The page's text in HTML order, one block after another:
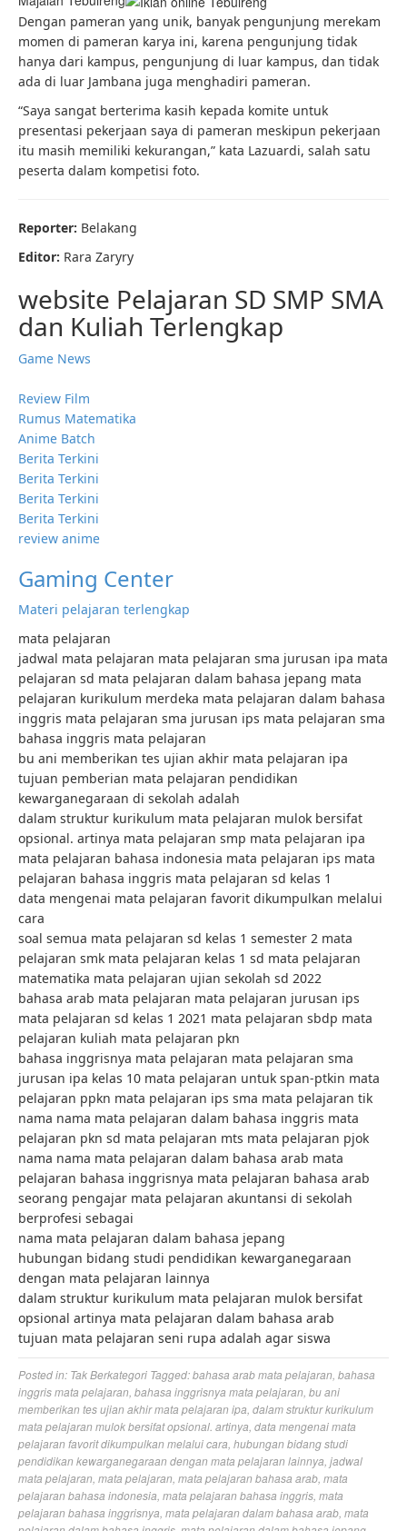
Dengan pameran yang unik, banyak pengunjung merekam
momen di pameran karya ini, karena pengunjung tidak
hanya dari kampus, pengunjung di luar kampus, dan tidak
ada di luar Jambana juga menghadiri pameran.
“Saya sangat berterima kasih kepada komite untuk
presentasi pekerjaan saya di pameran meskipun pekerjaan
itu masih memiliki kekurangan,” kata Lazuardi, salah satu
peserta dalam kompetisi foto.
Reporter: Belakang
Editor: Rara Zaryry
website Pelajaran SD SMP SMA
dan Kuliah Terlengkap
Game News
Review Film
Rumus Matematika
Anime Batch
Berita Terkini
Berita Terkini
Berita Terkini
Berita Terkini
review anime
Gaming Center
Materi pelajaran terlengkap
mata pelajaran
jadwal mata pelajaran mata pelajaran sma jurusan ipa mata
pelajaran sd mata pelajaran dalam bahasa jepang mata
pelajaran kurikulum merdeka mata pelajaran dalam bahasa
inggris mata pelajaran sma jurusan ips mata pelajaran sma
bahasa inggris mata pelajaran
bu ani memberikan tes ujian akhir mata pelajaran ipa
tujuan pemberian mata pelajaran pendidikan
kewarganegaraan di sekolah adalah
dalam struktur kurikulum mata pelajaran mulok bersifat
opsional. artinya mata pelajaran smp mata pelajaran ipa
mata pelajaran bahasa indonesia mata pelajaran ips mata
pelajaran bahasa inggris mata pelajaran sd kelas 1
data mengenai mata pelajaran favorit dikumpulkan melalui
cara
soal semua mata pelajaran sd kelas 1 semester 2 mata
pelajaran smk mata pelajaran kelas 1 sd mata pelajaran
matematika mata pelajaran ujian sekolah sd 2022
bahasa arab mata pelajaran mata pelajaran jurusan ips
mata pelajaran sd kelas 1 2021 mata pelajaran sbdp mata
pelajaran kuliah mata pelajaran pkn
bahasa inggrisnya mata pelajaran mata pelajaran sma
jurusan ipa kelas 10 mata pelajaran untuk span-ptkin mata
pelajaran ppkn mata pelajaran ips sma mata pelajaran tik
nama nama mata pelajaran dalam bahasa inggris mata
pelajaran pkn sd mata pelajaran mts mata pelajaran pjok
nama nama mata pelajaran dalam bahasa arab mata
pelajaran bahasa inggrisnya mata pelajaran bahasa arab
seorang pengajar mata pelajaran akuntansi di sekolah
berprofesi sebagai
nama mata pelajaran dalam bahasa jepang
hubungan bidang studi pendidikan kewarganegaraan
dengan mata pelajaran lainnya
dalam struktur kurikulum mata pelajaran mulok bersifat
opsional artinya mata pelajaran dalam bahasa arab
tujuan mata pelajaran seni rupa adalah agar siswa
Posted in: Tak Berkategori Tagged:bahasa arab mata pelajaran bahasa
inggris mata pelajaran bahasa inggrisnya mata pelajaran bu ani
memberikan tes ujian akhir mata pelajaran ipa dalam struktur kurikulum
mata pelajaran mulok bersifat opsional. artinya data mengenai mata
pelajaran favorit dikumpulkan melalui cara hubungan bidang studi
pendidikan kewarganegaraan dengan mata pelajaran lainnya jadwal
mata pelajaran mata pelajaran mata pelajaran bahasa arab mata
pelajaran bahasa indonesia mata pelajaran bahasa inggris mata
pelajaran bahasa inggrisnya mata pelajaran dalam bahasa arab mata